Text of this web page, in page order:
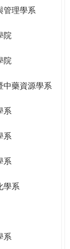
管理學系
院
院
中藥資源學系
系
系
系
學系
系